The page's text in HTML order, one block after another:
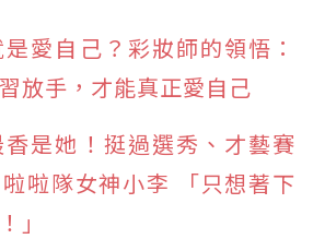
愛自己？彩妝師的領悟：
放手，才能真正愛自己
是她！挺過選秀、才藝賽
啦隊女神小李 「只想著下
」